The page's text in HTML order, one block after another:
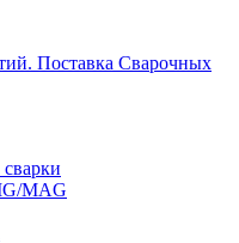
Поставка Сварочных
MAG